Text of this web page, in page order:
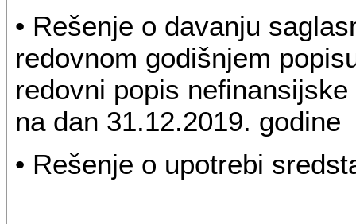
• Rešenje o davanju
redovnom godišnjem
redovni popis
na dan 31.12.2019. godine
• Rešenje o upotrebi